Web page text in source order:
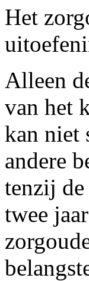
Het
Alleen
van het
kan niet
andere
tenzij
twee